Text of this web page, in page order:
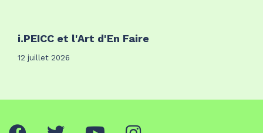
i.PEICC et l'Art d'En Faire
12 juillet 2026